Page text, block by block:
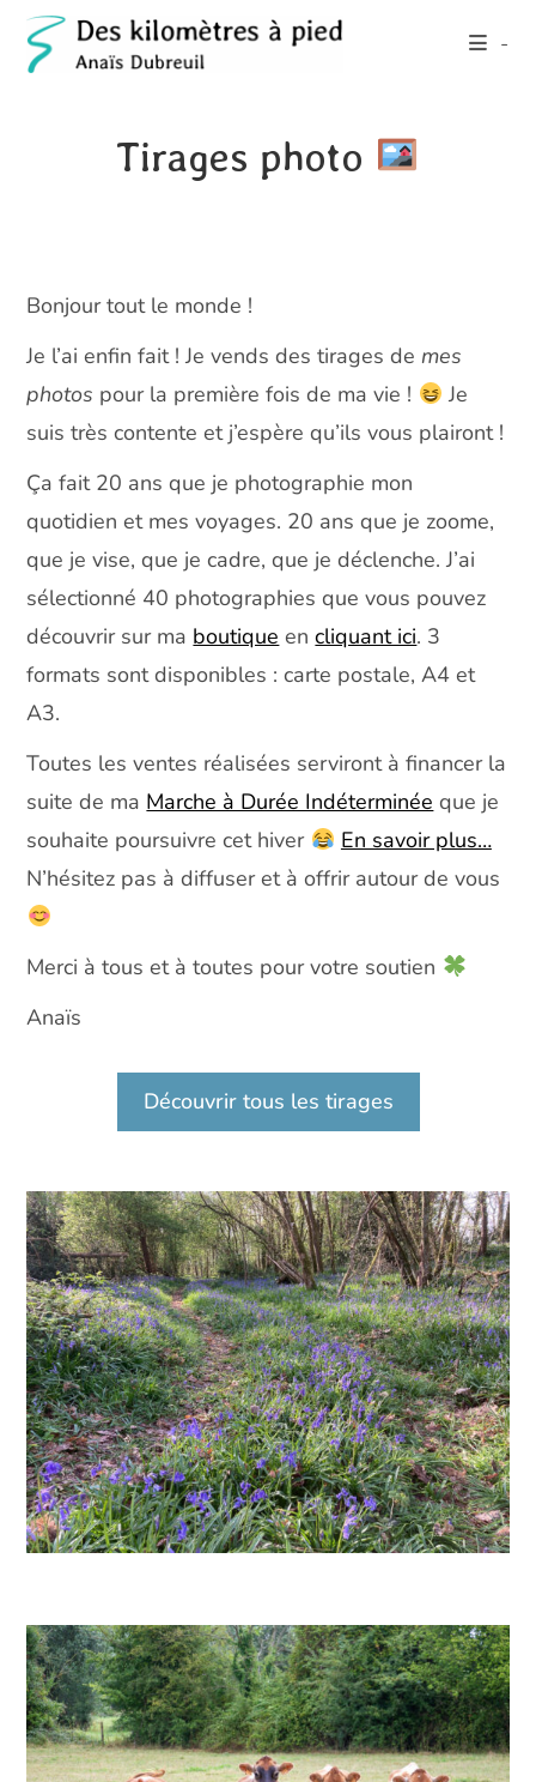
Skip
content
-
Tirages photo
Bonjour tout le monde !
Je l’ai enfin fait ! Je vends des tirages demes
photos pour la première fois de ma vie !
Je
suis très contente et j’espère qu’ils vous plairont !
Ça fait 20 ans que je photographie mon
quotidien et mes voyages. 20 ans que je zoome,
que je vise, que je cadre, que je déclenche. J’ai
sélectionné 40 photographies que vous pouvez
découvrir sur ma boutique encliquant ici. 3
formats sont disponibles : carte postale, A4 et
A3.
Toutes les ventes réalisées serviront à financer la
suite de ma Marche à Durée Indéterminée que je
souhaite poursuivre cet hiver
En savoir plus…
N’hésitez pas à diffuser et à offrir autour de vous
Merci à tous et à toutes pour votre soutien
Anaïs
Découvrir tous les tirages